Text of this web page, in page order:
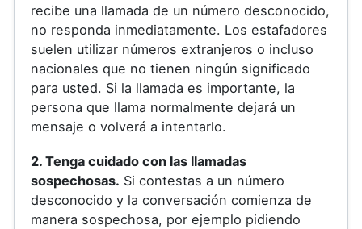
recibe una llamada de un número desconocido,
no responda inmediatamente. Los estafadores
suelen utilizar números extranjeros o incluso
nacionales que no tienen ningún significado
para usted. Si la llamada es importante, la
persona que llama normalmente dejará un
mensaje o volverá a intentarlo.
2. Tenga cuidado con las llamadas
sospechosas. Si contestas a un número
desconocido y la conversación comienza de
manera sospechosa, por ejemplo pidiendo